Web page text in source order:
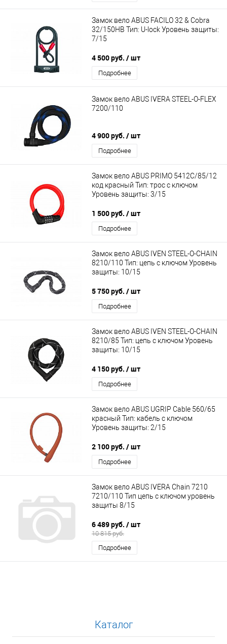
Замок вело ABUS FACILO 32 & Cobra
32/150HB Тип: U-lock Уровень защиты:
7/15
4 500 руб. / шт
Подробнее
Замок вело ABUS IVERA STEEL-O-FLEX
7200/110
4 900 руб. / шт
Подробнее
Замок вело ABUS PRIMO 5412C/85/12
код красный Тип: трос с ключом
Уровень защиты: 3/15
1 500 руб. / шт
Подробнее
Замок вело ABUS IVEN STEEL-O-CHAIN
8210/110 Тип: цепь с ключом Уровень
защиты: 10/15
5 750 руб. / шт
Подробнее
Замок вело ABUS IVEN STEEL-O-CHAIN
8210/85 Тип: цепь с ключом Уровень
защиты: 10/15
4 150 руб. / шт
Подробнее
Замок вело ABUS UGRIP Cable 560/65
красный Тип: кабель с ключом
Уровень защиты: 2/15
2 100 руб. / шт
Подробнее
Замок вело ABUS IVERA Сhain 7210
7210/110 Тип цепь с ключом уровень
защиты 8/15
6 489 руб. / шт
10 815 руб.
Подробнее
Каталог